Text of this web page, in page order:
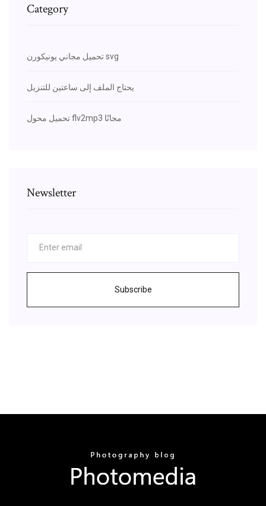
Category
تحميل مجاني يونيكورن svg
يحتاج الملف إلى ساعتين للتنزيل
تحميل محول flv2mp3 مجانًا
Newsletter
Subscribe